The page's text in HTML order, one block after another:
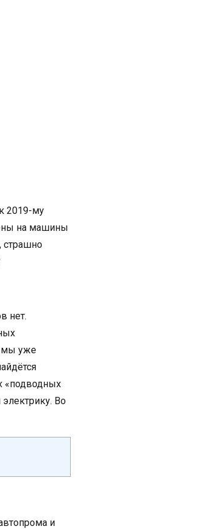
2019-му
на машины
страшно
нет.
мы уже
«подводных
Во
и